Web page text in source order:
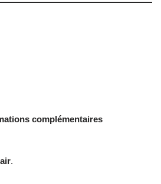
complémentaires
.